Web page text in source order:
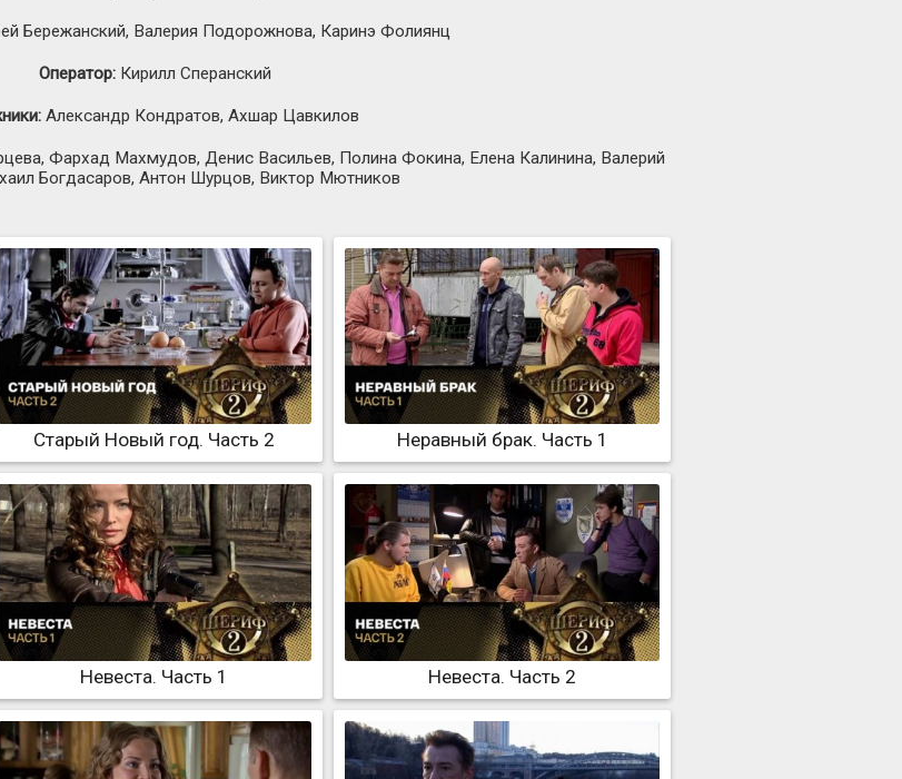
Бережанский, Валерия Подорожнова, Каринэ Фолиянц
Оператор:Кирилл Сперанский
Александр Кондратов, Ахшар Цавкилов
Фархад Махмудов, Денис Васильев, Полина Фокина, Елена Калинина, Валерий
Богдасаров, Антон Шурцов, Виктор Мютников
Старый Новый год. Часть 2 Неравный брак. Часть 1
Невеста. Часть 1 Невеста. Часть 2